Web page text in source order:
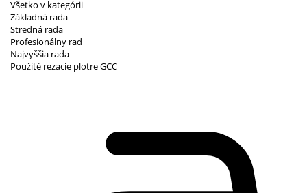
Všetko v kategórii
Základná rada
Stredná rada
Profesionálny rad
Najvyššia rada
Použité rezacie plotre GCC